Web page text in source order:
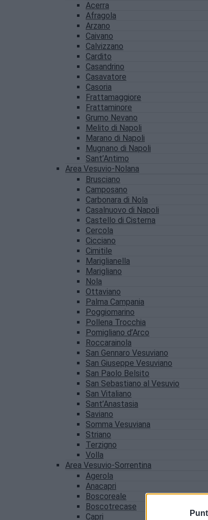
Acerra
Afragola
Arzano
Caivano
Calvizzano
Cardito
Casandrino
Casavatore
Casoria
Frattamaggiore
Frattaminore
Grumo Nevano
Melito di Napoli
Marano di Napoli
Mugnano di Napoli
Sant’Antimo
Area Vesuvio-Nolana
Brusciano
Camposano
Carbonara di Nola
Casalnuovo di Napoli
Castello di Cisterna
Cercola
Cicciano
Cimitile
Mariglianella
Marigliano
Nola
Ottaviano
Palma Campania
Poggiomarino
Pollena Trocchia
Pomigliano d’Arco
Roccarainola
San Gennaro Vesuviano
San Giuseppe Vesuviano
San Paolo Belsito
San Sebastiano al Vesuvio
San Vitaliano
Sant’Anastasia
Saviano
Somma Vesuviana
Striano
Terzigno
Volla
Area Vesuvio-Sorrentina
Agerola
Anacapri
Boscoreale
Boscotrecase
Capri